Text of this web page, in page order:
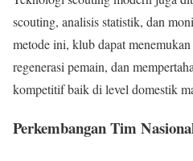
scouting, analisis statistik, dan
metode ini, klub dapat
regenerasi pemain, dan
kompetitif baik di level domestik
Perkembangan Tim